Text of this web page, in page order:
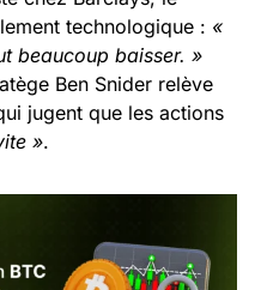
technologique : «
beaucoup baisser. »
Ben Snider relève
jugent que les actions
».